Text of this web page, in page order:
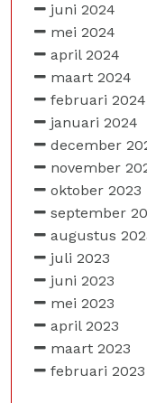
juni 2024
mei 2024
april 2024
maart 2024
februari 2024
januari 2024
december
november
oktober 2023
september
augustus
juli 2023
juni 2023
mei 2023
april 2023
maart 2023
februari 2023